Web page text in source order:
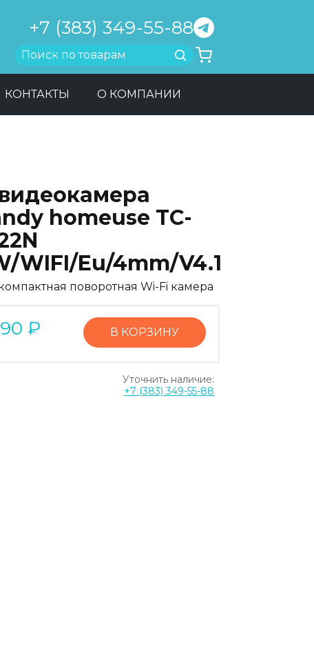
+7 (383) 349-55-88
Найти
КОНТАКТЫ О КОМПАНИИ
homeuse TC-
WIFI/Eu/4mm/V4.1
поворотная Wi-Fi камера
₽ В КОРЗИНУ
Уточнить наличие:
+7 (383) 349-55-88